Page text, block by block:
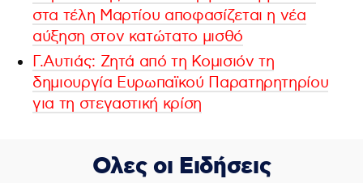
στα τέλη Μαρτίου αποφασίζεται η νέα
αύξηση στον κατώτατο μισθό
Γ.Αυτιάς: Ζητά από τη Κομισιόν τη
δημιουργία Ευρωπαϊκού Παρατηρητηρίου
για τη στεγαστική κρίση
Ολες οι Ειδήσεις